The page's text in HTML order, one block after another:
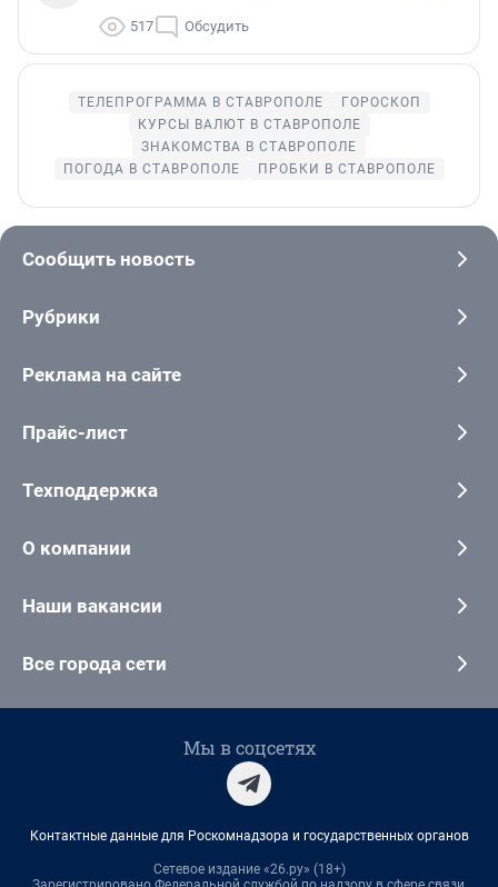
517 Обсудить
ТЕЛЕПРОГРАММА В СТАВРОПОЛЕ
ГОРОСКОП
КУРСЫ ВАЛЮТ В СТАВРОПОЛЕ
ЗНАКОМСТВА В СТАВРОПОЛЕ
ПОГОДА В СТАВРОПОЛЕ
ПРОБКИ В СТАВРОПОЛЕ
Сообщить новость
Рубрики
Реклама на сайте
Прайс-лист
Техподдержка
О компании
Наши вакансии
Все города сети
Мы в соцсетях
Контактные данные для Роскомнадзора и государственных органов
Сетевое издание «26.ру» (18+)